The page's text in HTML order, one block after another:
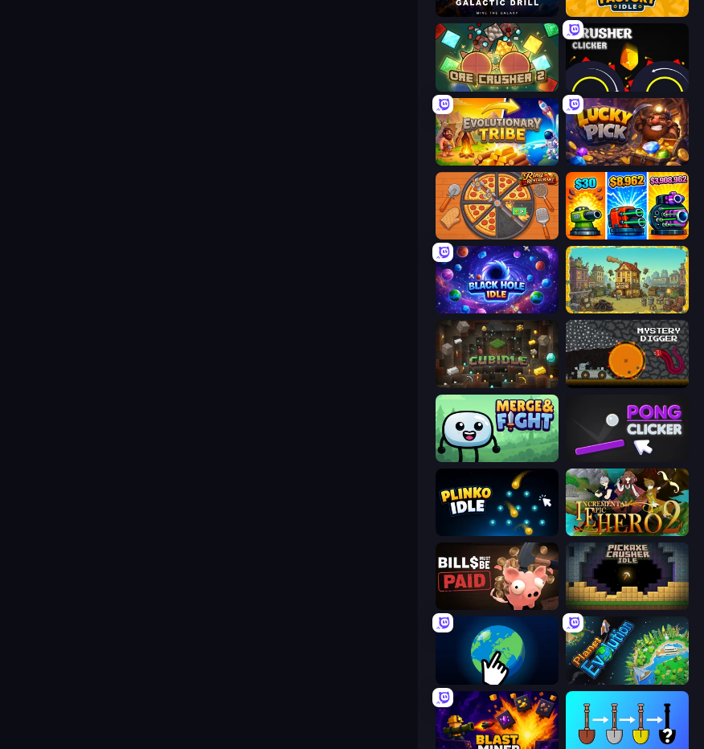
Galactic Drill Ragdoll Factory Idle
OreCrusher 2 Crusher Clicker
Evolutionary Tribe Lucky Pick
Ring Restaurant Pumpkin Defense: Merge Cannon
Black Hole Idle The Garbaggio Hotel
Cubidle Mystery Digger
Merge & Fight Pong Clicker
Plinko Idle Incremental Epic Hero 2
Bills Must Be Paid Pickaxe Crusher Idle
Planet Clicker 2 Planet Evolution: Idle Clicker